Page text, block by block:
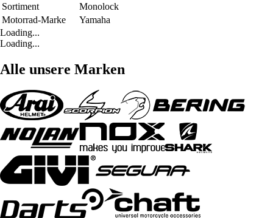
Sortiment
Monolock
Motorrad-Marke
Yamaha
Loading...
Loading...
Alle unsere Marken